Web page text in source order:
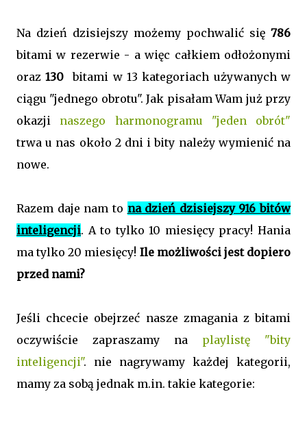
Na dzień dzisiejszy możemy pochwalić się 786
bitami w rezerwie - a więc całkiem odłożonymi
oraz130bitami w 13 kategoriach używanych w
ciągu "jednego obrotu". Jak pisałam Wam już przy
okazji naszego harmonogramu "jeden obrót"
trwa u nas około 2 dni i bity należy wymienić na
nowe.
Razem daje nam to na dzień dzisiejszy 916 bitów
inteligencji. A to tylko 10 miesięcy pracy! Hania
ma tylko 20 miesięcy! Ile możliwości jest dopiero
przed nami?
Jeśli chcecie obejrzeć nasze zmagania z bitami
oczywiście zapraszamy na playlistę "bity
inteligencji". nie nagrywamy każdej kategorii,
mamy za sobą jednak m.in. takie kategorie: